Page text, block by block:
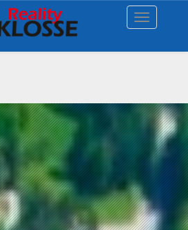
Navigace